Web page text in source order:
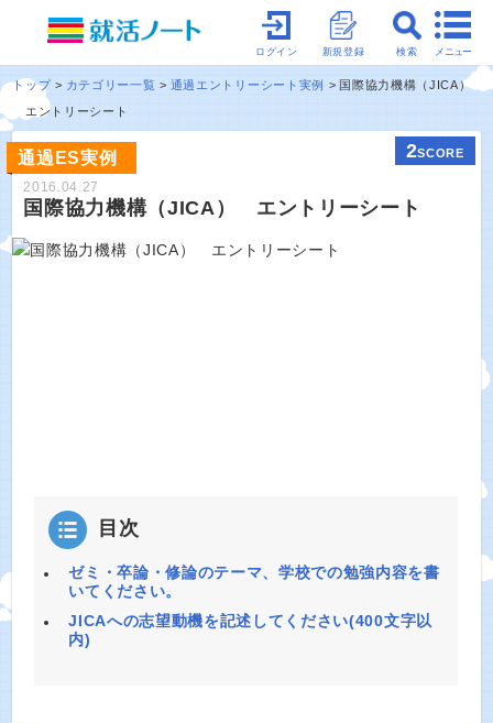
メニュー
検索
新規登録
ログイン
トップ カテゴリー一覧 通過エントリーシート実例
国際協力機構（JICA）
エントリーシート
通過ES実例 2SCORE
2016.04.27
国際協力機構（JICA） エントリーシート
目次
ゼミ・卒論・修論のテーマ、学校での勉強内容を書
いてください。
JICAへの志望動機を記述してください(400文字以
内)